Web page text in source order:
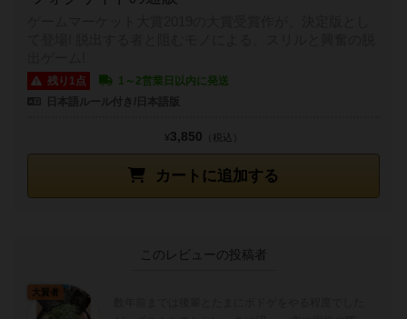
残り1点
1～2営業日以内に発送
カートに追加する
¥3,850 （税込）
このレビューの投稿者
大賢者